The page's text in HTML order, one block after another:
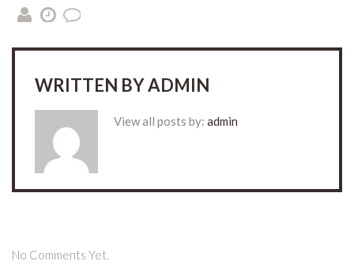
WRITTEN BYADMIN
View all posts by: admin
No Comments Yet.